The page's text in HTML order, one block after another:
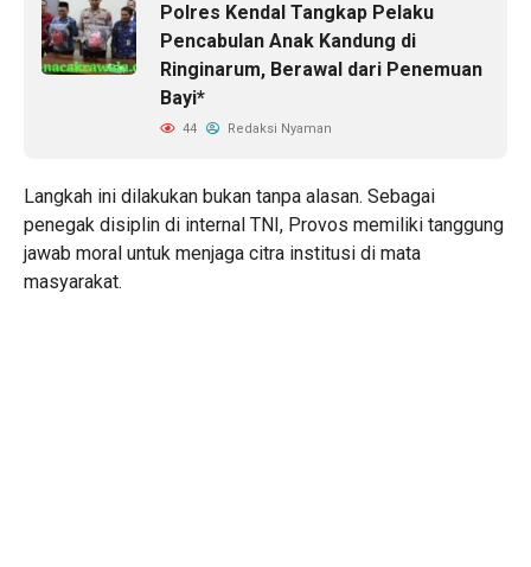
Polres Kendal Tangkap Pelaku
Pencabulan Anak Kandung di
Ringinarum, Berawal dari Penemuan
Bayi*
44 Redaksi Nyaman
​Langkah ini dilakukan bukan tanpa alasan. Sebagai
penegak disiplin di internal TNI, Provos memiliki tanggung
jawab moral untuk menjaga citra institusi di mata
masyarakat.